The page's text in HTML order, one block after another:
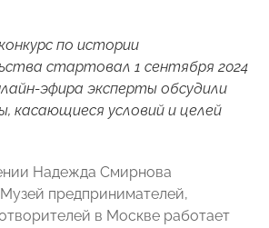
по истории
стартовал 1 сентября 2024
эфира эксперты обсудили
касающиеся условий и целей
Надежда Смирнова
предпринимателей,
в Москве работает